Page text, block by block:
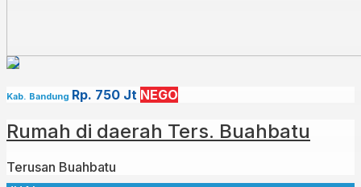
Kab. Bandung Rp. 750 Jt NEGO
Rumah di daerah Ters. Buahbatu
Terusan Buahbatu